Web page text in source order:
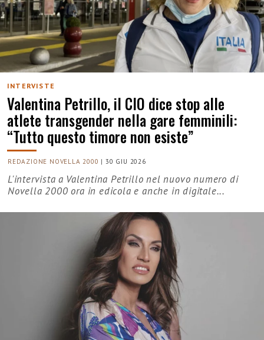
INTERVISTE
Valentina Petrillo, il CIO dice stop alle
atlete transgender nella gare femminili:
“Tutto questo timore non esiste”
REDAZIONE NOVELLA 2000 |30 GIU 2026
L'intervista a Valentina Petrillo nel nuovo numero di
Novella 2000 ora in edicola e anche in digitale...